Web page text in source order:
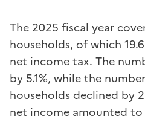
The 2025 fiscal year
households, of which
net income tax. The
by 5.1%, while the
households declined by
net income amounted to